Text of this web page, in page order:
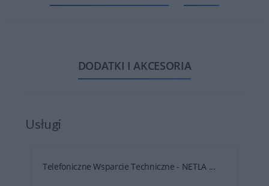
DODATKI I AKCESORIA
Usługi
Telefoniczne Wsparcie Techniczne - NETLA ...